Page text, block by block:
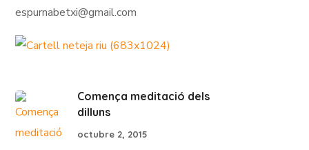
espurnabetxi@gmail.com
Comença meditació dels
dilluns
octubre 2, 2015